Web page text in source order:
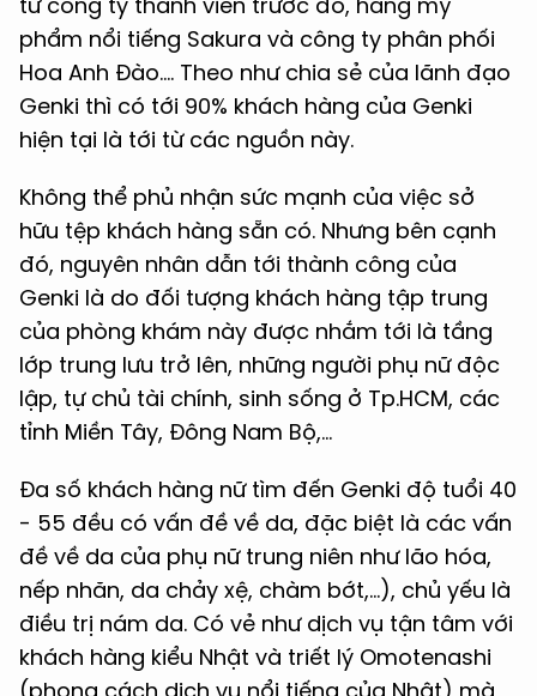
phẩm nổi tiếng Sakura và công ty phân phối
Hoa Anh Đào…. Theo như chia sẻ của lãnh đạo
Genki thì có tới 90% khách hàng của Genki
hiện tại là tới từ các nguồn này.
Không thể phủ nhận sức mạnh của việc sở
hữu tệp khách hàng sẵn có. Nhưng bên cạnh
đó, nguyên nhân dẫn tới thành công của
Genki là do đối tượng khách hàng tập trung
của phòng khám này được nhắm tới là tầng
lớp trung lưu trở lên, những người phụ nữ độc
lập, tự chủ tài chính, sinh sống ở Tp.HCM, các
tỉnh Miền Tây, Đông Nam Bộ,...
Đa số khách hàng nữ tìm đến Genki độ tuổi 40
- 55 đều có vấn đề về da, đặc biệt là các vấn
đề về da của phụ nữ trung niên như lão hóa,
nếp nhăn, da chảy xệ, chàm bớt,…), chủ yếu là
điều trị nám da. Có vẻ như dịch vụ tận tâm với
khách hàng kiểu Nhật và triết lý Omotenashi